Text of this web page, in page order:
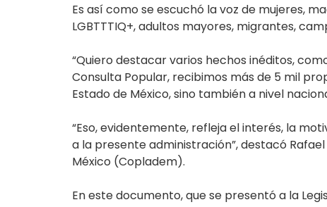
Es así como se escuchó la voz de mujeres,
LGBTTTIQ+, adultos mayores, migrantes,
“Quiero destacar varios hechos inéditos,
Consulta Popular, recibimos más de 5 mil
Estado de México, sino también a nivel
“Eso, evidentemente, refleja el interés, la
a la presente administración”, destacó
México (Copladem).
En este documento, que se presentó a la